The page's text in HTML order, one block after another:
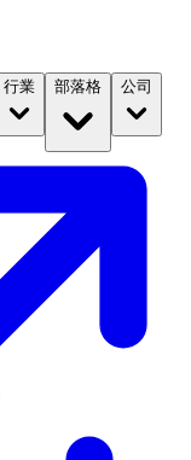
行業 部落格 公司